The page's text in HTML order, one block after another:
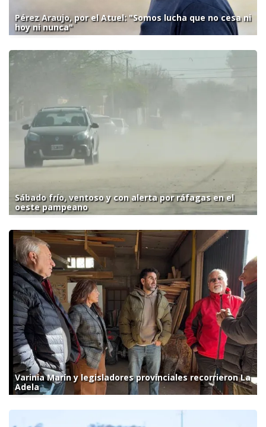
Pérez Araujo, por el Atuel: "Somos lucha que no cesa ni
hoy ni nunca"
Sábado frío, ventoso y con alerta por ráfagas en el
oeste pampeano
Varinia Marín y legisladores provinciales recorrieron La
Adela